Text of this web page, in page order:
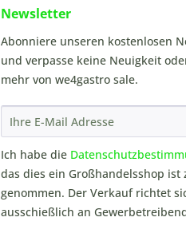
Newsletter
Abonniere unseren kostenlosen
und verpasse keine Neuigkeit
mehr von we4gastro sale.
Ich habe die
das dies ein Großhandelsshop ist
genommen. Der Verkauf richtet
ausschießlich an